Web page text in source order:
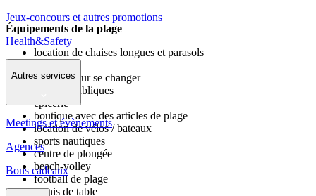
Équipements de la plage
location de chaises longues et parasols
cabines pour se changer
toilettes publiques
épicerie
boutique avec des articles de plage
location de vélos / bateaux
sports nautiques
centre de plongée
beach-volley
football de plage
tennis de table
Jeux-concours et autres promotions
Health&Safety
Autres services
Meetings et évènements
Agences
Bons cadeaux